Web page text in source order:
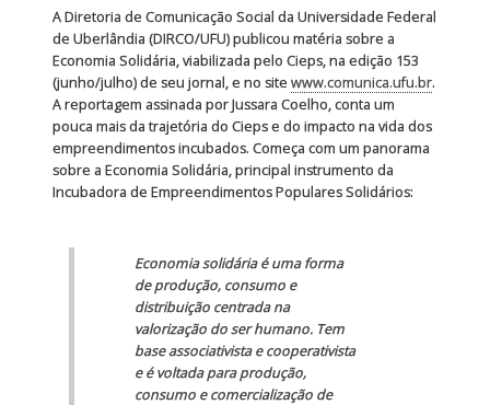
A Diretoria de Comunicação Social da Universidade Federal
de Uberlândia (DIRCO/UFU) publicou matéria sobre a
Economia Solidária, viabilizada pelo Cieps, na edição 153
(junho/julho) de seu jornal, e no site www.comunica.ufu.br.
A reportagem assinada por Jussara Coelho, conta um
pouca mais da trajetória do Cieps e do impacto na vida dos
empreendimentos incubados. Começa com um panorama
sobre a Economia Solidária, principal instrumento da
Incubadora de Empreendimentos Populares Solidários:
Economia solidária é uma forma
de produção, consumo e
distribuição centrada na
valorização do ser humano. Tem
base associativista e cooperativista
e é voltada para produção,
consumo e comercialização de